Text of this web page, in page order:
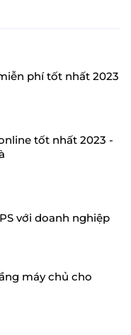
phí tốt nhất 2023
tốt nhất 2023 -
với doanh nghiệp
máy chủ cho